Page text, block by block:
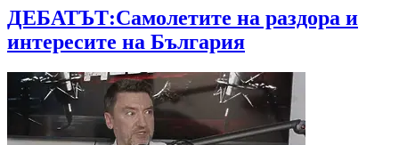
ДЕБАТЪТ:Самолетите на раздора и
интересите на България